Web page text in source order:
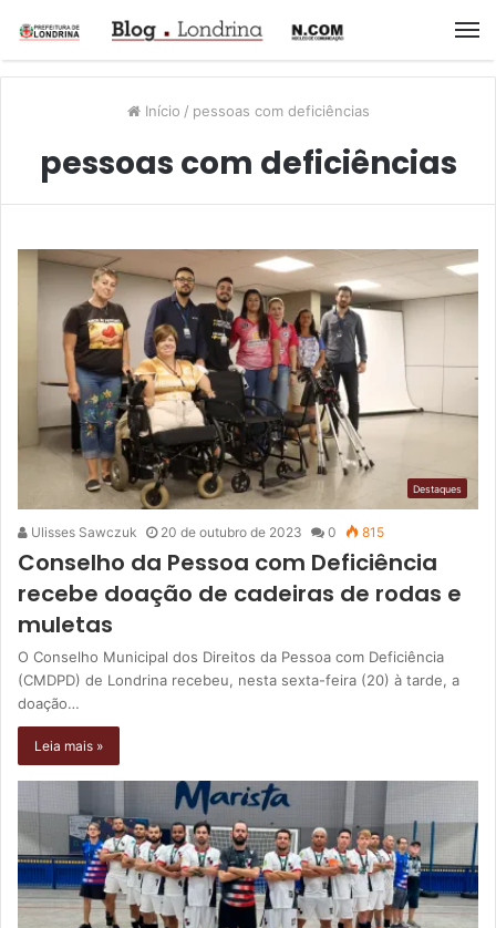
Início / pessoas com deficiências
pessoas com deficiências
Destaques
Ulisses Sawczuk 20 de outubro de 2023 0 815
Conselho da Pessoa com Deficiência
recebe doação de cadeiras de rodas e
muletas
O Conselho Municipal dos Direitos da Pessoa com Deficiência
(CMDPD) de Londrina recebeu, nesta sexta-feira (20) à tarde, a
doação…
Leia mais »